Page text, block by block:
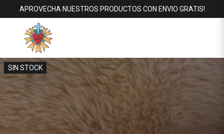
APROVECHA NUESTROS PRODUCTOS CON ENVIO GRATIS!
SIN STOCK